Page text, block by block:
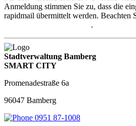
Anmeldung stimmen Sie zu, dass die
rapidmail übermittelt werden. Beachten
.
Stadtverwaltung Bamberg
SMART CITY
Promenadestraße 6a
96047 Bamberg
0951 87-1008